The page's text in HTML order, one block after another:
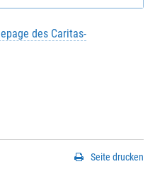
des Caritas-
Seite drucken